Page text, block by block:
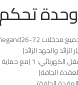
الجافة)